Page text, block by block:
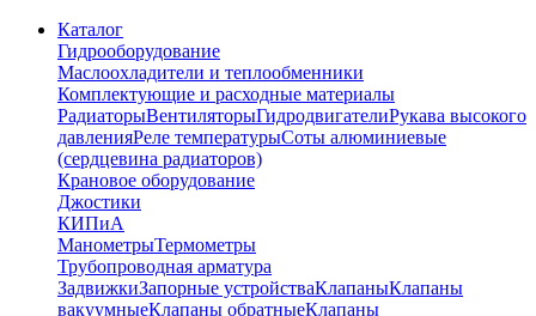
Каталог
Гидрооборудование
Маслоохладители и теплообменники
Комплектующие и расходные материалы
РадиаторыВентиляторыГидродвигателиРукава высокого
давленияРеле температурыСоты алюминиевые
(сердцевина радиаторов)
Крановое оборудование
Джостики
КИПиА
МанометрыТермометры
Трубопроводная арматура
ЗадвижкиЗапорные устройстваКлапаныКлапаны
вакуумныеКлапаны обратныеКлапаны